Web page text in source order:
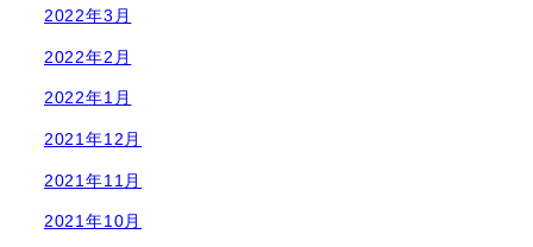
2022年3月
2022年2月
2022年1月
2021年12月
2021年11月
2021年10月